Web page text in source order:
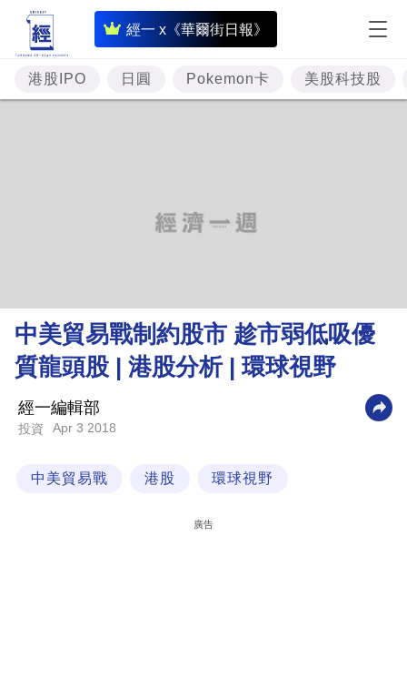
經一 x《華爾街日報》
即
時
財
經
理
財
科
港股IPO 日圓 Pokemon卡 美股科技股
中美貿易戰制約股市 趁市弱低吸優
質龍頭股 | 港股分析 | 環球視野
經一編輯部
投資 Apr 3 2018
中美貿易戰 港股 環球視野
廣告